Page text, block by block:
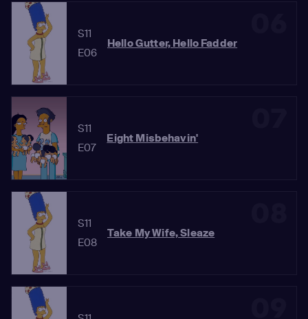
S11
E06
Hello Gutter, Hello Fadder
S11
E07
Eight Misbehavin'
S11
E08
Take My Wife, Sleaze